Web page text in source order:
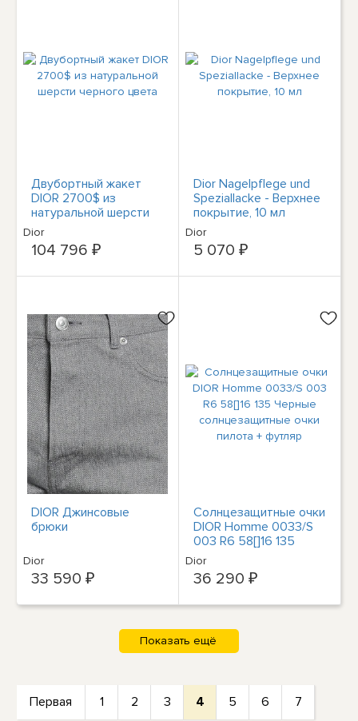
Двубортный жакет
DIOR 2700$ из
натуральной шерсти
черного цвета
Dior
104 796 ₽
Dior Nagelpflege und
Speziallacke - Верхнее
покрытие, 10 мл
Dior
5 070 ₽
DIOR Джинсовые
брюки
Dior
33 590 ₽
Солнцезащитные очки
DIOR Homme 0033/S
003 R6 58[]16 135
Черные
солнцезащитные очки
пилота + футляр
Dior
36 290 ₽
Первая 1 2 3 4 5 6 7